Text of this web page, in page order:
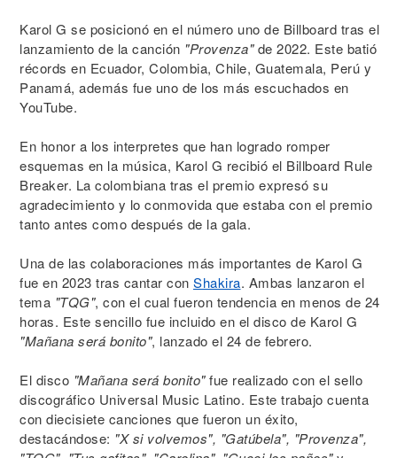
Karol G se posicionó en el número uno de Billboard tras el
lanzamiento de la canción "Provenza"de 2022. Este batió
récords en Ecuador, Colombia, Chile, Guatemala, Perú y
Panamá, además fue uno de los más escuchados en
YouTube.
En honor a los interpretes que han logrado romper
esquemas en la música, Karol G recibió el Billboard Rule
Breaker. La colombiana tras el premio expresó su
agradecimiento y lo conmovida que estaba con el premio
tanto antes como después de la gala.
Una de las colaboraciones más importantes de Karol G
fue en 2023 tras cantar con Shakira. Ambas lanzaron el
tema "TQG", con el cual fueron tendencia en menos de 24
horas. Este sencillo fue incluido en el disco de Karol G
"Mañana será bonito", lanzado el 24 de febrero.
El disco "Mañana será bonito"fue realizado con el sello
discográfico Universal Music Latino. Este trabajo cuenta
con diecisiete canciones que fueron un éxito,
destacándose: "X si volvemos", "Gatúbela", "Provenza",